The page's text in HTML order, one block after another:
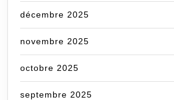
décembre 2025
novembre 2025
octobre 2025
septembre 2025